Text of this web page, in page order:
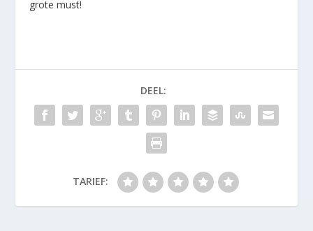
grote must!
DEEL:
TARIEF: